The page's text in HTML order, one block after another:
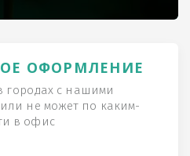
ОФОРМЛЕНИЕ
городах с нашими
не может по каким-
в офис